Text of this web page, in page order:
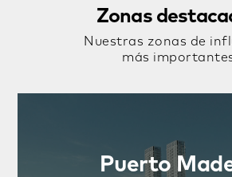
Zonas
Nuestras zonas de
más
Puerto